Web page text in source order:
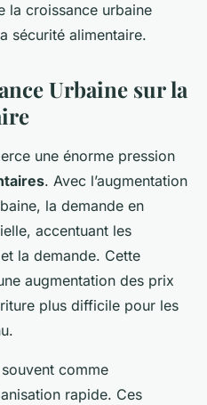
la croissance urbaine
sécurité alimentaire.
Urbaine sur la
une énorme pression
. Avec l’augmentation
la demande en
accentuant les
la demande. Cette
augmentation des prix
plus difficile pour les
comme
rapide. Ces